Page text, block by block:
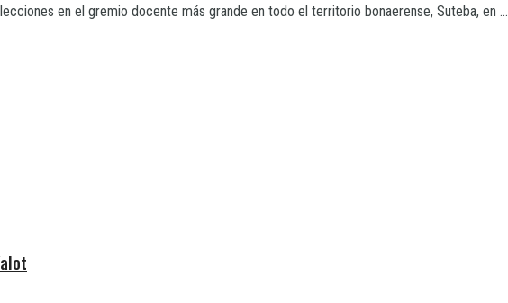
en el gremio docente más grande en todo el territorio bonaerense, Suteba, en ...